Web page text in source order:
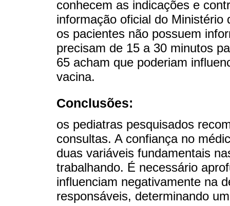
conhecem as indicações e
informação oficial do
os pacientes não possuem
precisam de 15 a 30 minutos
65 acham que poderiam
vacina.
Conclusões:
os pediatras pesquisados
consultas. A confiança no
duas variáveis fundamentais
trabalhando. É necessário
influenciam negativamente na
responsáveis, determinando